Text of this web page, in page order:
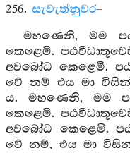
256. සැවැත්නුවර–
මහණෙනි, මම
කෙළෙමි.
අවබෝධ කෙළෙමි.
වේ නම් එය මා
ය. මහණෙනි, මම
කෙළෙමි.
අවබෝධ කෙළෙමි.
වේ නම්, එය මා